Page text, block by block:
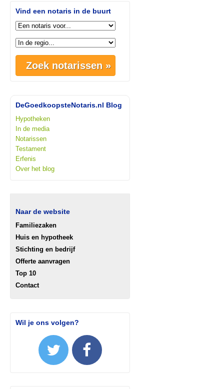
Vind een notaris in de buurt
DeGoedkoopsteNotaris.nl Blog
Hypotheken
In de media
Notarissen
Testament
Erfenis
Over het blog
Naar de website
Familiezaken
Huis en hypotheek
Stichting en bedrijf
Offerte aanvragen
Top 10
Contact
Wil je ons volgen?